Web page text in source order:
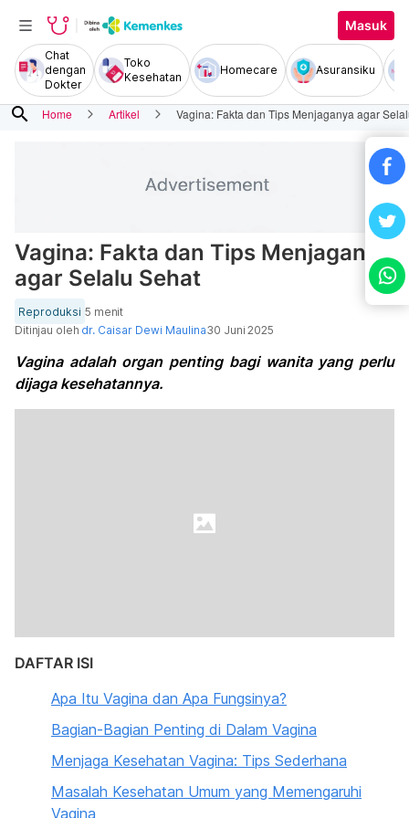
Masuk
Chat
dengan
Dokter
Toko
Kesehatan
Homecare Asuransiku
search Home Artikel Vagina: Fakta dan Tips Menjaganya agar
Vagina: Fakta dan Tips Menjaganya
agar Selalu Sehat
Reproduksi 5 menit
Ditinjau oleh dr. Caisar Dewi Maulina30 Juni 2025
Vagina adalah organ penting bagi wanita yang perlu
dijaga kesehatannya.
DAFTAR ISI
Apa Itu Vagina dan Apa Fungsinya?
Bagian-Bagian Penting di Dalam Vagina
Menjaga Kesehatan Vagina: Tips Sederhana
Masalah Kesehatan Umum yang Memengaruhi
Vagina